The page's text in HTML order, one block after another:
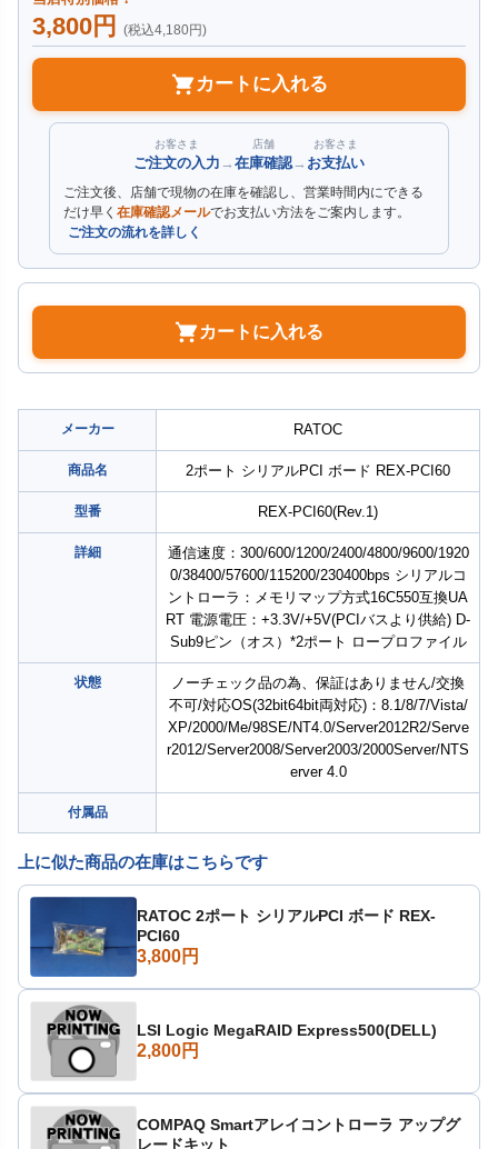
3,800円 (税込4,180円)
カートに入れる
お客さま
ご注文の入力 →
店舗
在庫確認→
お客さま
お支払い
ご注文後、店舗で現物の在庫を確認し、営業時間内にできる
だけ早く 在庫確認メールでお支払い方法をご案内します。
ご注文の流れを詳しく
カートに入れる
メーカー RATOC
商品名 2ポート シリアルPCI ボード REX-PCI60
型番 REX-PCI60(Rev.1)
詳細
通信速度：300/600/1200/2400/4800/9600/1920
0/38400/57600/115200/230400bps シリアルコ
ントローラ：メモリマップ方式16C550互換UA
RT 電源電圧：+3.3V/+5V(PCIバスより供給) D-
Sub9ピン（オス）*2ポート ロープロファイル
状態
ノーチェック品の為、保証はありません/交換
不可/対応OS(32bit64bit両対応)：8.1/8/7/Vista/
XP/2000/Me/98SE/NT4.0/Server2012R2/Serve
r2012/Server2008/Server2003/2000Server/NTS
erver 4.0
付属品
上に似た商品の在庫はこちらです
RATOC 2ポート シリアルPCI ボード REX-
PCI60
3,800円
LSI Logic MegaRAID Express500(DELL)
2,800円
COMPAQ Smartアレイコントローラ アップグ
レードキット